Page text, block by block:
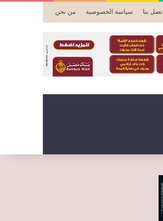
اتصل بنا سياسة الخصوصية من نحن